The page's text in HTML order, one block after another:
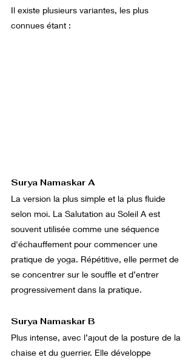
Il existe plusieurs variantes, les plus
connues étant :
Surya Namaskar A
La version la plus simple et la plus fluide
selon moi. La Salutation au Soleil A est
souvent utilisée comme une séquence
d'échauffement pour commencer une
pratique de yoga. Répétitive, elle permet de
se concentrer sur le souffle et d’entrer
progressivement dans la pratique.
Surya Namaskar B
Plus intense, avec l’ajout de la posture de la
chaise et du guerrier. Elle développe